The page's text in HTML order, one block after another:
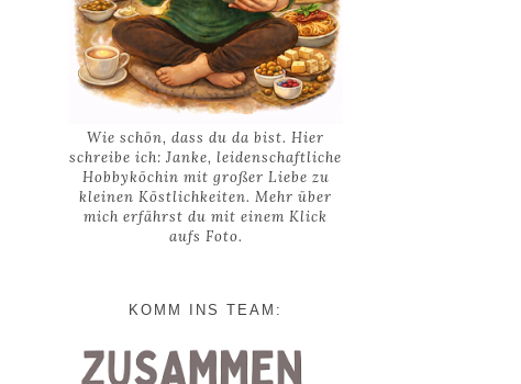
Wie schön, dass du da bist. Hier
schreibe ich: Janke, leidenschaftliche
Hobbyköchin mit großer Liebe zu
kleinen Köstlichkeiten. Mehr über
mich erfährst du mit einem Klick
aufs Foto.
KOMM INS TEAM: